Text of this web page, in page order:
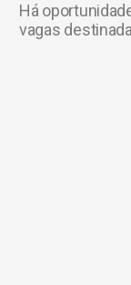
Há
vagas